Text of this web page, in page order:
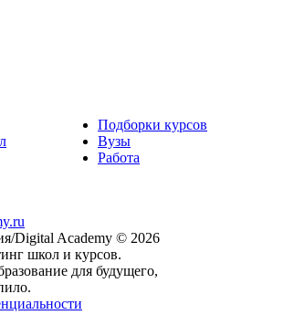
Подборки курсов
Вузы
Работа
Digital Academy © 2026
школ и курсов.
для будущего,